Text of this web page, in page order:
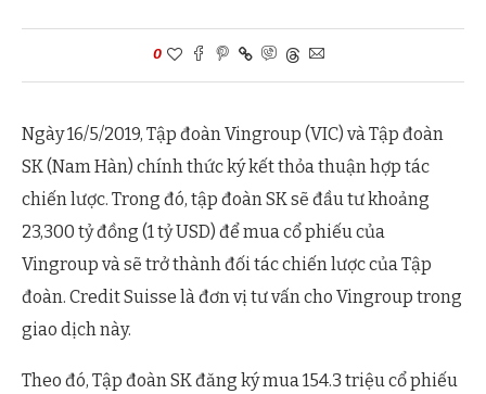
0
Ngày 16/5/2019, Tập đoàn Vingroup (VIC) và Tập đoàn
SK (Nam Hàn) chính thức ký kết thỏa thuận hợp tác
chiến lược. Trong đó, tập đoàn SK sẽ đầu tư khoảng
23,300 tỷ đồng (1 tỷ USD) để mua cổ phiếu của
Vingroup và sẽ trở thành đối tác chiến lược của Tập
đoàn. Credit Suisse là đơn vị tư vấn cho Vingroup trong
giao dịch này.
Theo đó, Tập đoàn SK đăng ký mua 154.3 triệu cổ phiếu